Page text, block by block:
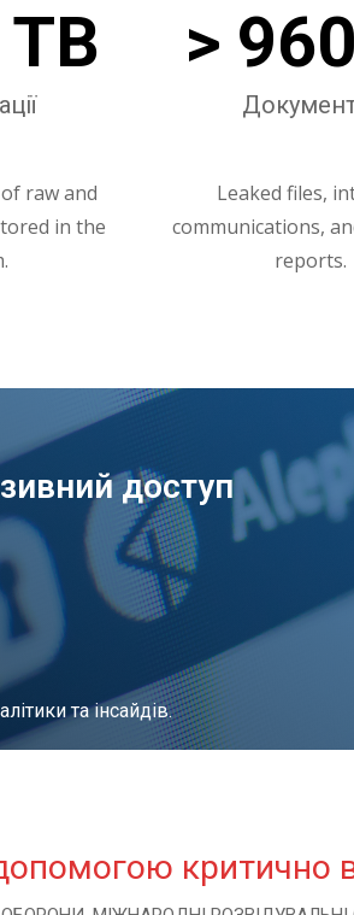
raw and
in the
>
Leaked files,
communications,
reports.
доступ
та інсайдів.
критично